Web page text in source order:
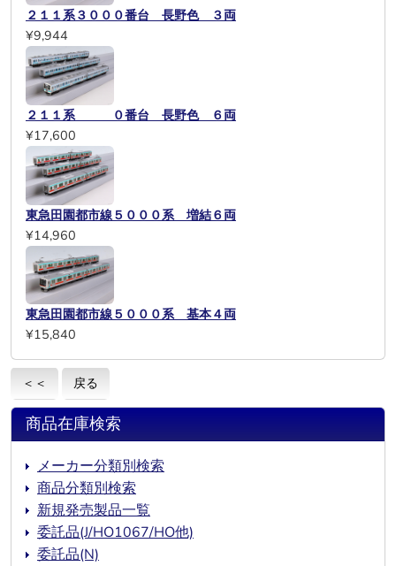
２１１系３０００番台 長野色 ３両
¥9,944
２１１系 ０番台 長野色 ６両
¥17,600
東急田園都市線５０００系 増結６両
¥14,960
東急田園都市線５０００系 基本４両
¥15,840
＜＜ 戻る
商品在庫検索
メーカー分類別検索
商品分類別検索
新規発売製品一覧
委託品(J/HO1067/HO他)
委託品(N)